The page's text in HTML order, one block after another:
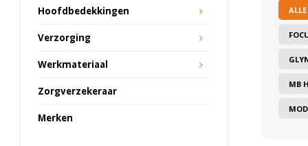
Hoofdbedekkingen
Verzorging
Werkmateriaal
Zorgverzekeraar
Merken
MB